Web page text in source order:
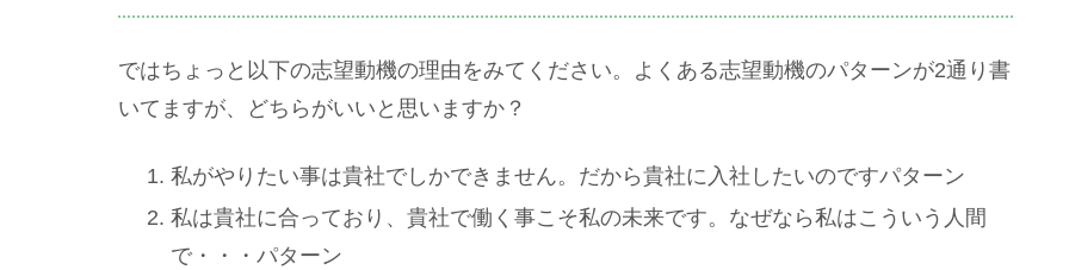
ではちょっと以下の志望動機の理由をみてください。よくある志望動機のパターンが2通り書
いてますが、どちらがいいと思いますか？
私がやりたい事は貴社でしかできません。だから貴社に入社したいのですパターン
私は貴社に合っており、貴社で働く事こそ私の未来です。なぜなら私はこういう人間
で・・・パターン